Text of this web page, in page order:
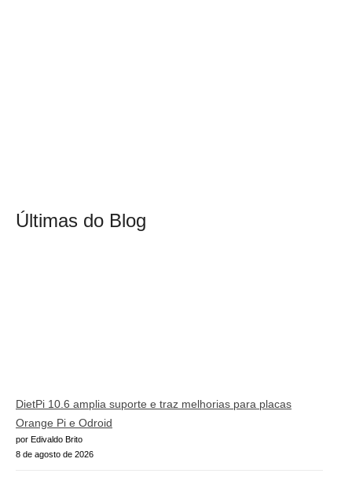
Últimas do Blog
DietPi 10.6 amplia suporte e traz melhorias para placas
Orange Pi e Odroid
por Edivaldo Brito
8 de agosto de 2026